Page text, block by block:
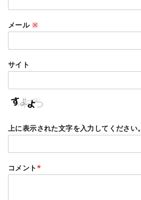
メール ※
サイト
上に表示された文字を入力してください。
コメント*